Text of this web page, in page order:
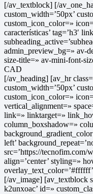
[/av_textblock] [/
custom_width=’50px’
custom_icon_color=»
características’ tag=’h3′
admin_preview_bg=» av-
size-title=» av-mini-font-
CAD
[/av_heading] [av_hr
custom_width=’50px’
custom_icon_color=»
vertical_alignment=»
link=» linktarget=»
column_boxshadow=»
left’
src=’https://tecnofim.com/
align=’center’ styling=»
[/av_image] [av_textblock
k2unxoac’ id=»